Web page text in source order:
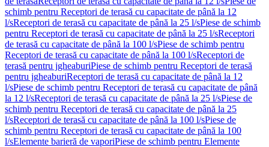
schimb pentru Receptori de terasă cu capacitate de până la 12
l/sReceptori de terasă cu capacitate de până la 25 l/sPiese de schimb
pentru Receptori de terasă cu capacitate de până la 25 l/sReceptori
de terasă cu capacitate de până la 100 l/sPiese de schimb pentru
Receptori de terasă cu capacitate de până la 100 l/sReceptori de
terasă pentru jgheaburiPiese de schimb pentru Receptori de terasă
pentru jgheaburiReceptori de terasă cu capacitate de până la 12
l/sPiese de schimb pentru Receptori de terasă cu capacitate de până
la 12 l/sReceptori de terasă cu capacitate de până la 25 l/sPiese de
schimb pentru Receptori de terasă cu capacitate de până la 25
l/sReceptori de terasă cu capacitate de până la 100 l/sPiese de
schimb pentru Receptori de terasă cu capacitate de până la 100
l/sElemente barieră de vaporiPiese de schimb pentru Elemente